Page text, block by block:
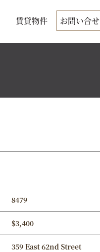
賃貸物件 お問い合せ
8479
$3,400
359 East 62nd Street